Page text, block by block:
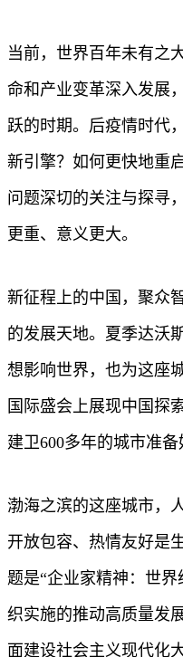
当前，世界百年未有之
命和产业变革深入发展
跃的时期。后疫情时代
新引擎？如何更快地重
问题深切的关注与探寻
更重、意义更大。
新征程上的中国，聚众
的发展天地。夏季达沃
想影响世界，也为这座
国际盛会上展现中国探
建卫600多年的城市准备
渤海之滨的这座城市，
开放包容、热情友好是
题是“企业家精神：世
织实施的推动高质量发
面建设社会主义现代化